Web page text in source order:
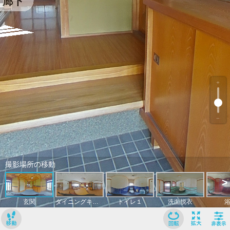
撮影場所の移動
玄関 ダイニングキッチン トイレ１ 洗面脱衣
>
﹢
﹣